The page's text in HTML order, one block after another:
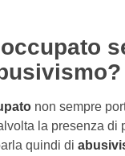
non sempre
la presenza di
quindi di